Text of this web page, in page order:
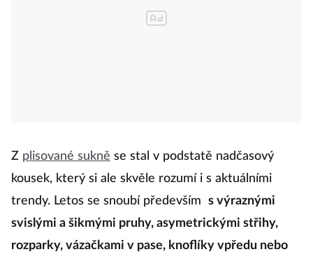
Z plisované sukně se stal v podstatě nadčasový
kousek, který si ale skvěle rozumí i s aktuálními
trendy. Letos se snoubí především
s výraznými
svislými a šikmými pruhy, asymetrickými střihy,
rozparky, vázačkami v pase, knoflíky vpředu nebo